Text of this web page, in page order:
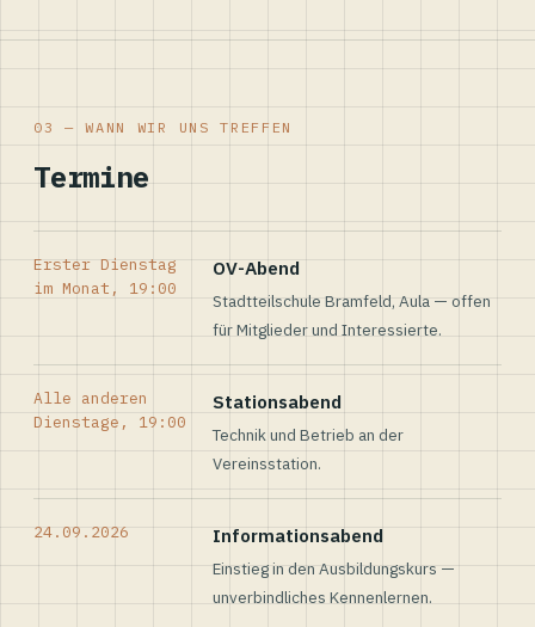
03 — WANN WIR UNS TREFFEN
Termine
Erster Dienstag
im Monat, 19:00
OV-Abend
Stadtteilschule Bramfeld, Aula — offen
für Mitglieder und Interessierte.
Alle anderen
Dienstage, 19:00
Stationsabend
Technik und Betrieb an der
Vereinsstation.
24.09.2026 Informationsabend
Einstieg in den Ausbildungskurs —
unverbindliches Kennenlernen.